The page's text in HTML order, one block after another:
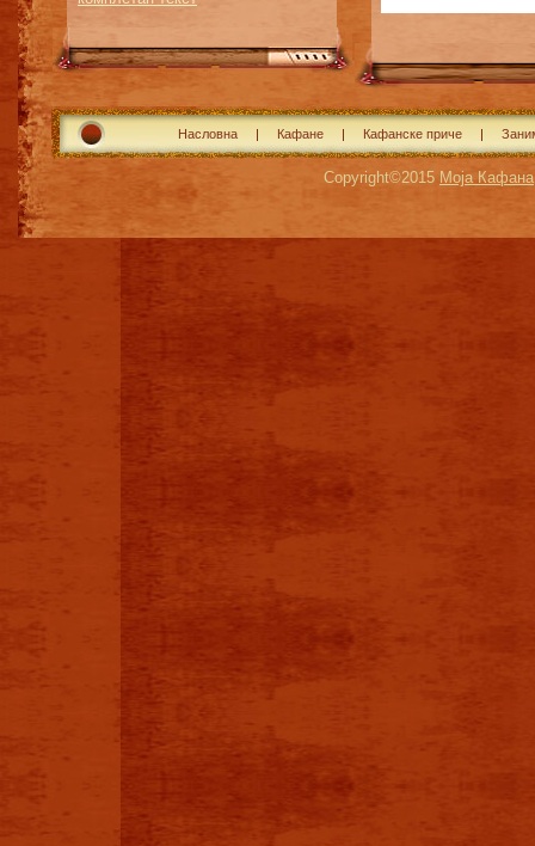
Насловна Кафане Кафанске приче
Copyright©2015 Моја Кафана